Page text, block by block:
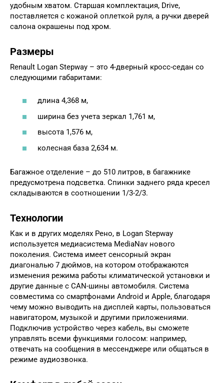
удобным хватом. Старшая комплектация, Drive,
поставляется с кожаной оплеткой руля, а ручки дверей
салона окрашены под хром.
Размеры
Renault Logan Stepway – это 4-дверный кросс-седан со
следующими габаритами:
длина 4,368 м,
ширина без учета зеркал 1,761 м,
высота 1,576 м,
колесная база 2,634 м.
Багажное отделение – до 510 литров, в багажнике
предусмотрена подсветка. Спинки заднего ряда кресел
складываются в соотношении 1/3-2/3.
Технологии
Как и в других моделях Рено, в Logan Stepway
используется медиасистема MediaNav нового
поколения. Система имеет сенсорный экран
диагональю 7 дюймов, на котором отображаются
изменения режима работы климатической установки и
другие данные с CAN-шины автомобиля. Система
совместима со смартфонами Android и Apple, благодаря
чему можно выводить на дисплей карты, пользоваться
навигатором, музыкой и другими приложениями.
Подключив устройство через кабель, вы сможете
управлять всеми функциями голосом: например,
отвечать на сообщения в мессенджере или общаться в
режиме аудиозвонка.